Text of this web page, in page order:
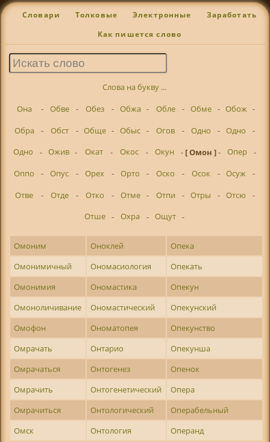
Словари Толковые Электронные Заработать
Как пишется слово
Слова на букву ...
Она
- Обве - Обез - Обжа - Обле - Обме - Обож -
Обра
- Обст - Обще - Обыс - Огов - Одно - Одно
-
Одно
- Ожив - Окат - Окос - Окун - [ Омон ]- Опер
-
Оппо
- Опус - Орех - Орто - Оско - Осок - Осуж
-
Отве
- Отде - Отко - Отме - Отпи - Отры - Отсю
-
Отше - Охра - Ощут -
Омоним Оноклей
Опека
Омонимичный
Ономасиология
Опекать
Омонимия
Ономастика
Опекун
Омоноличивание
Ономастический
Опекунский
Омофон
Ономатопея
Опекунство
Омрачать
Онтарио
Опекунша
Омрачаться
Онтогенез
Опенок
Омрачить
Онтогенетический
Опера
Омрачиться
Онтологический
Операбельный
Омск
Онтология
Операнд